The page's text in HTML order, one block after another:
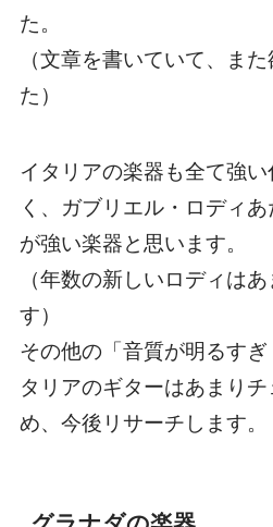
た。
（文章を書いていて、ま
た）
イタリアの楽器も全て強
く、ガブリエル・ロディ
が強い楽器と思います。
（年数の新しいロディは
す）
その他の「音質が明るす
タリアのギターはあまり
め、今後リサーチします。